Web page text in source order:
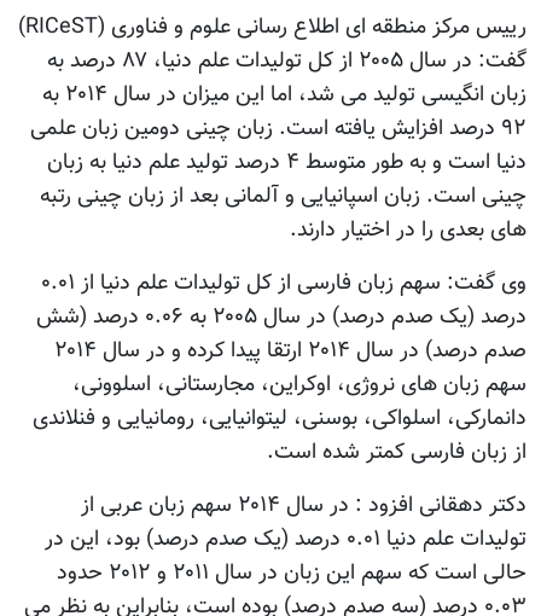
رییس مرکز منطقه ای اطلاع رسانی علوم و فناوری (RICeST)
گفت: در سال ۲۰۰۵ از کل تولیدات علم دنیا، ۸۷ درصد به
زبان انگیسی تولید می شد، اما این میزان در سال ۲۰۱۴ به
۹۲ درصد افزایش یافته است. زبان چینی دومین زبان علمی
دنیا است و به طور متوسط ۴ درصد تولید علم دنیا به زبان
چینی است. زبان اسپانیایی و آلمانی بعد از زبان چینی رتبه
های بعدی را در اختیار دارند.
وی گفت: سهم زبان فارسی از کل تولیدات علم دنیا از ۰.۰۱
درصد (یک صدم درصد) در سال ۲۰۰۵ به ۰.۰۶ درصد (شش
صدم درصد) در سال ۲۰۱۴ ارتقا پیدا کرده و در سال ۲۰۱۴
سهم زبان های نروژی، اوکراین، مجارستانی، اسلوونی،
دانمارکی، اسلواکی، بوسنی، لیتوانیایی، رومانیایی و فنلاندی
از زبان فارسی کمتر شده است.
دکتر دهقانی افزود : در سال ۲۰۱۴ سهم زبان عربی از
تولیدات علم دنیا ۰.۰۱ درصد (یک صدم درصد) بود، این در
حالی است که سهم این زبان در سال ۲۰۱۱ و ۲۰۱۲ حدود
۰.۰۳ درصد (سه صدم درصد) بوده است، بنابراین به نظر می